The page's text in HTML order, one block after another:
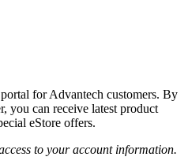
for Advantech customers. By
you can receive latest product
eStore offers.
to your account information.